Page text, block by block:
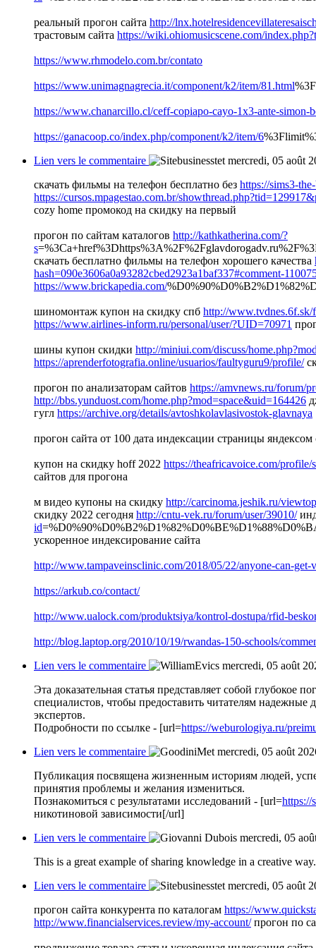
реальный прогон сайта http://
трастовым сайта https://wiki.ohiomusicscene.com/
https://www.rhmodelo.com.br/contato
https://www.unimagnagrecia.it/component/k2/item/81.html
https://www.chanarcillo.cl/ceff-copiapo-cayo-1x3-ante-simon-
https://ganacoop.co/index.php/component/k2/item/6
Lien vers le commentaire
mercredi, 05 août
скачать фильмы на телефон бесплатно без https://sims3-
https://cursos.mpagestao.com.br/
cozy home промокод на скидку на первый
прогон по сайтам каталогов http://kathkatherina.com/?
s
скачать бесплатно фильмы на телефон хорошего качества
hash=090e3606a0a93282cbed2923a1baf337#comment-
https://www.brickapedia.com/
шиномонтаж купон на скидку спб http://www.tvdnes.6f.sk/
https://www.airlines-inform.ru/personal/user/?UID=70971
шины купон скидки http://miniui.com/discuss/
https://aprenderfotografia.online/usuarios/faultyguru9/profile/
прогон по анализаторам сайтов https://amvnews.ru/forum/
http://bbs.yunduost.com/home.php?mod=space&uid=164426
гугл https://archive.org/details/avtoshkolavlasivostok-glavnaya
прогон сайта от 100 дата индексации страницы
купон на скидку hoff 2022 https://theafricavoice.com/profile/
сайтов для прогона
м видео купоны на скидку http://carcinoma.jeshik.ru/
скидку 2022 сегодня http://cntu-vek.ru/forum/user/39010/
id
ускоренное индексирование сайта
http://www.tampaveinsclinic.com/2018/05/22/anyone-can-get-
https://arkub.co/contact/
http://www.ualock.com/produktsiya/kontrol-dostupa/rfid-
http://blog.laptop.org/2010/10/19/rwandas-150-schools/
Lien vers le commentaire
mercredi, 05 août
Эта доказательная статья представляет собой
специалистов, чтобы предоставить читателям
экспертов.
Подробности по ссылке - [url=https://weburologiya.ru/
Lien vers le commentaire
mercredi, 05 août
Публикация посвящена жизненным историям людей,
принятия проблемы и желания измениться.
Познакомиться с результатами исследований - [url=https://
никотиновой зависимости[/url]
Lien vers le commentaire
mercredi, 05
This is a great example of sharing knowledge in a creative
Lien vers le commentaire
mercredi, 05 août
прогон сайта конкурента по каталогам https://
http://www.financialservices.review/my-account/прогон по